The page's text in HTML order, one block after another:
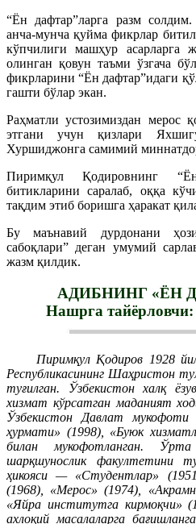
“Ён дафтар”ларга разм
анча-мунча қуйма фикрлар
кўпчилиги машҳур асарларга
олинган қовун таъми ўзгача
фикрларини “Ён дафтар”идаги
гашти бўлар экан.
Раҳматли устозимиздан мерос
этгани учун қизлари
Хуршиджонга самимий
Пиримқул Қодировнинг
битикларини саралаб, оққа
тақдим этиб боришга ҳаракат
Бу маънавий дурдонани
сабоқлари” деган умумий
жазм қилдик.
АДИБНИНГ «ЁН
Нашрга
Пиримқул Қодиров 1928
Республикасининг Шаҳристон
туғилган. Ўзбекистон халқ
хизмат кўрсатган маданият
Ўзбекистон Давлат
ҳурмати» (1998), «Буюк
билан мукофотланган.
шарқшунослик факултетини
ҳикояси — «Студентлар»
(1968), «Мерос» (1974),
«Яйра институтга кирмоқчи»
ахлоқий масалаларга